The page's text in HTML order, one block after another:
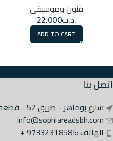
فنون وموسيقى
.د.ب22.000
ADD TO CART
اتصل بنا
شارع بوماهر - طريق 52 - قطعة 215 - مكتب 44 المحرق
info@sophiareadsbh.com
الهاتف :97332318585 +